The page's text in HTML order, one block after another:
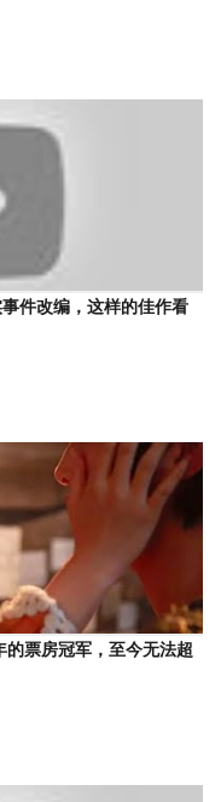
件改编，这样的佳作看
的票房冠军，至今无法超